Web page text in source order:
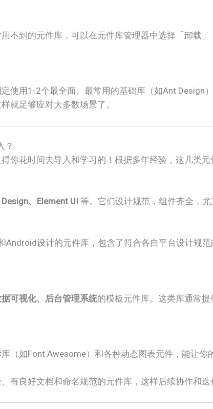
用不到的元件库，可以在元件库管理器中选择「卸载
定使用1-2个最全面、最常用的基础库（如Ant Design
就足够应对大多数场景了。
？
你花时间去导入和学习的！根据多年经验，这几类元
、Element UI​ 等。它们设计规范，组件齐全，
Android设计的元件库，包含了符合各自平台设计规
可视化、后台管理系统​的模板元件库。这类库通常
库（如Font Awesome）和各种动态图表元件，能让你
、有良好文档和命名规范的元件库，这样后续协作和